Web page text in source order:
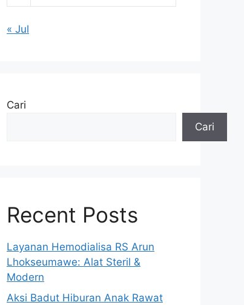
« Jul
Cari
Cari
Recent Posts
Layanan Hemodialisa RS Arun
Lhokseumawe: Alat Steril &
Modern
Aksi Badut Hiburan Anak Rawat